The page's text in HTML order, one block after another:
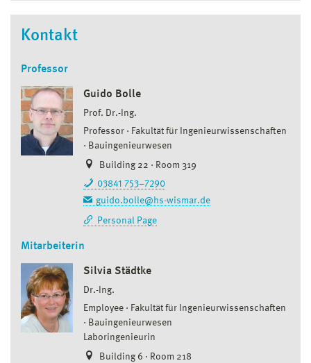
Kontakt
Professor
Guido Bolle
Prof. Dr.-Ing.
Professor
Fakultät für Ingenieurwissenschaften
Bauingenieurwesen
Building 22 · Room 319
03841 753–7290
guido.bolle@hs-wismar.de
Personal Page
Mitarbeiterin
Silvia Städtke
Dr.-Ing.
Employee
Fakultät für Ingenieurwissenschaften
Bauingenieurwesen
Laboringenieurin
Building 6 · Room 218